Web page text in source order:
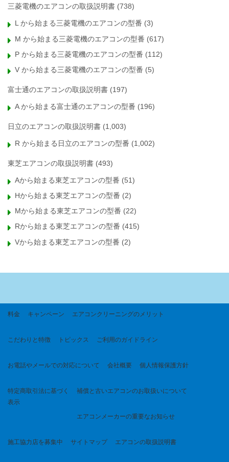
三菱電機のエアコンの取扱説明書 (738)
L から始まる三菱電機のエアコンの型番 (3)
M から始まる三菱電機のエアコンの型番 (617)
P から始まる三菱電機のエアコンの型番 (112)
V から始まる三菱電機のエアコンの型番 (5)
富士通のエアコンの取扱説明書 (197)
A から始まる富士通のエアコンの型番 (196)
日立のエアコンの取扱説明書 (1,003)
R から始まる日立のエアコンの型番 (1,002)
東芝エアコンの取扱説明書 (493)
Aから始まる東芝エアコンの型番 (51)
Hから始まる東芝エアコンの型番 (2)
Mから始まる東芝エアコンの型番 (22)
Rから始まる東芝エアコンの型番 (415)
Vから始まる東芝エアコンの型番 (2)
料金 キャンペーン エアコンクリーニングのメリット
こだわりと特徴 トピックス ご利用のガイドライン
お電話やメールでの対応について 会社概要 個人情報保護方針
特定商取引法に基づく
表示
補償と古いエアコンのお取扱いについて
エアコンメーカーの重要なお知らせ
施工協力店を募集中 サイトマップ エアコンの取扱説明書